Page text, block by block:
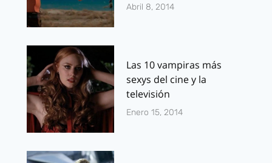
Abril 8, 2014
Las 10 vampiras más
sexys del cine y la
televisión
Enero 15, 2014